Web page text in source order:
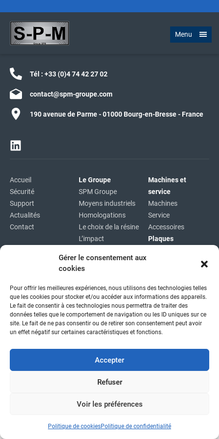
Gérer le consentement aux
cookies
Pour offrir les meilleures expériences, nous utilisons des technologies telles
que les cookies pour stocker et/ou accéder aux informations des appareils.
Le fait de consentir à ces technologies nous permettra de traiter des
données telles que le comportement de navigation ou les ID uniques sur ce
site. Le fait de ne pas consentir ou de retirer son consentement peut avoir
un effet négatif sur certaines caractéristiques et fonctions.
Accepter
Refuser
Voir les préférences
Politique de cookiesPolitique de confidentialité
Menu
Tél : +33 (0)4 74 42 27 02
contact@spm-groupe.com
190 avenue de Parme - 01000 Bourg-en-Bresse - France
Accueil
Sécurité
Support
Actualités
Contact
Le Groupe
SPM Groupe
Moyens industriels
Homologations
Le choix de la résine
L’impact
Machines et
service
Machines
Service
Accessoires
Plaques
Plan du site
Copyright © 2026|Mentions légales|Confidentialité|
fait avec
par l'agence idcom